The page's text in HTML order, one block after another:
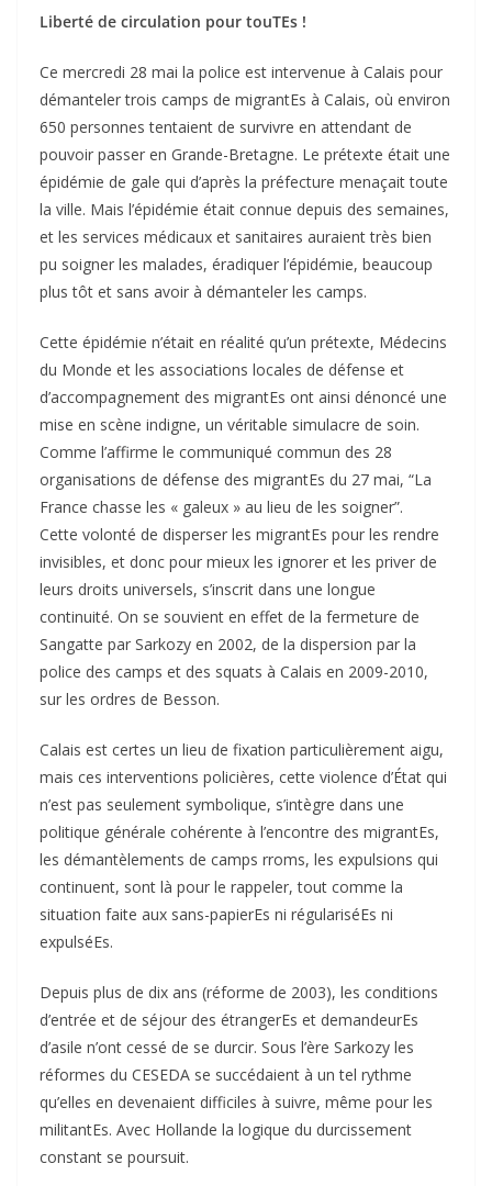
Liberté de circulation pour touTEs !
Ce mercredi 28 mai la police est intervenue à Calais pour
démanteler trois camps de migrantEs à Calais, où environ
650 personnes tentaient de survivre en attendant de
pouvoir passer en Grande-Bretagne. Le prétexte était une
épidémie de gale qui d’après la préfecture menaçait toute
la ville. Mais l’épidémie était connue depuis des semaines,
et les services médicaux et sanitaires auraient très bien
pu soigner les malades, éradiquer l’épidémie, beaucoup
plus tôt et sans avoir à démanteler les camps.
Cette épidémie n’était en réalité qu’un prétexte, Médecins
du Monde et les associations locales de défense et
d’accompagnement des migrantEs ont ainsi dénoncé une
mise en scène indigne, un véritable simulacre de soin.
Comme l’affirme le communiqué commun des 28
organisations de défense des migrantEs du 27 mai, “La
France chasse les « galeux » au lieu de les soigner”.
Cette volonté de disperser les migrantEs pour les rendre
invisibles, et donc pour mieux les ignorer et les priver de
leurs droits universels, s’inscrit dans une longue
continuité. On se souvient en effet de la fermeture de
Sangatte par Sarkozy en 2002, de la dispersion par la
police des camps et des squats à Calais en 2009-2010,
sur les ordres de Besson.
Calais est certes un lieu de fixation particulièrement aigu,
mais ces interventions policières, cette violence d’État qui
n’est pas seulement symbolique, s’intègre dans une
politique générale cohérente à l’encontre des migrantEs,
les démantèlements de camps rroms, les expulsions qui
continuent, sont là pour le rappeler, tout comme la
situation faite aux sans-papierEs ni régulariséEs ni
expulséEs.
Depuis plus de dix ans (réforme de 2003), les conditions
d’entrée et de séjour des étrangerEs et demandeurEs
d’asile n’ont cessé de se durcir. Sous l’ère Sarkozy les
réformes du CESEDA se succédaient à un tel rythme
qu’elles en devenaient difficiles à suivre, même pour les
militantEs. Avec Hollande la logique du durcissement
constant se poursuit.